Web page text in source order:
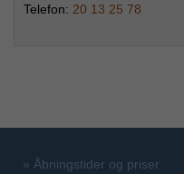
Telefon: 20 13 25 78
» Åbningstider og priser